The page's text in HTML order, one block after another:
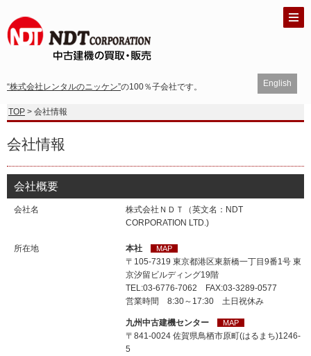
“株式会社レンタルのニッケン”の100％子会社です。 English
TOP > 会社情報
会社情報
会社概要
会社名
株式会社ＮＤＴ（英文名：NDT
CORPORATION LTD.)
所在地 本社 MAP
〒105-7319 東京都港区東新橋一丁目9番1号 東
京汐留ビルディング19階
TEL:03-6776-7062 FAX:03-3289-0577
営業時間 8:30～17:30 土日祝休み
九州中古建機センター MAP
〒841-0024 佐賀県鳥栖市原町(はるまち)1246-
5